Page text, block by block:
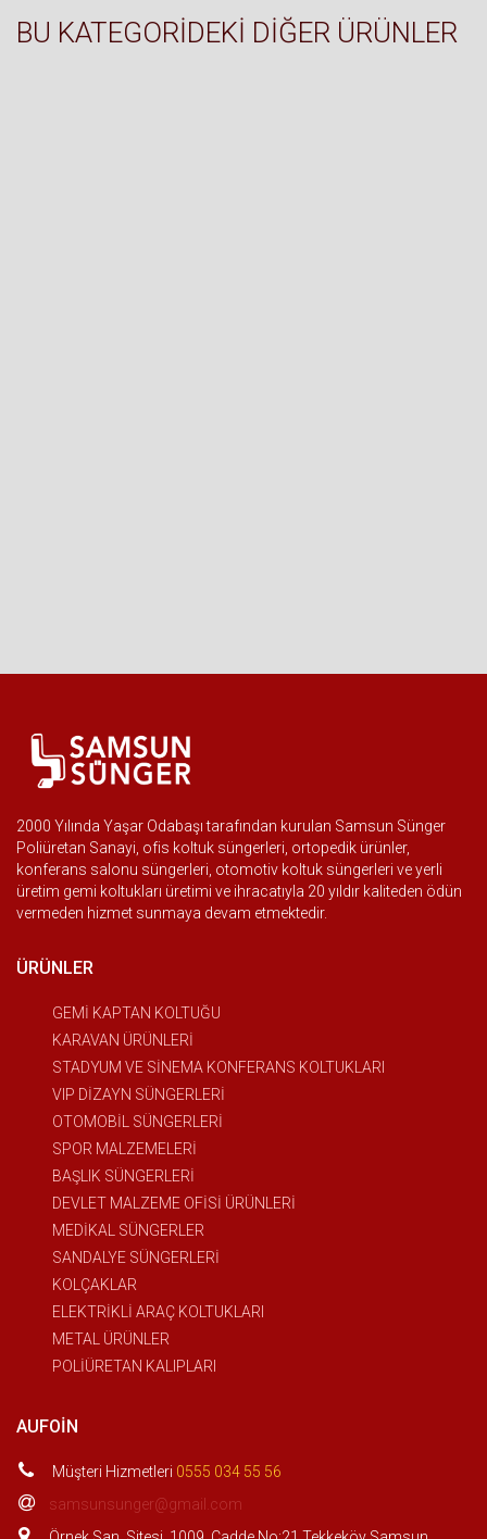
BU KATEGORIDEKI DIĞER ÜRÜNLER
2000 Yılında Yaşar Odabaşı tarafından kurulan Samsun Sünger
Poliüretan Sanayi, ofis koltuk süngerleri, ortopedik ürünler,
konferans salonu süngerleri, otomotiv koltuk süngerleri ve yerli
üretim gemi koltukları üretimi ve ihracatıyla 20 yıldır kaliteden ödün
vermeden hizmet sunmaya devam etmektedir.
ÜRÜNLER
GEMİ KAPTAN KOLTUĞU
KARAVAN ÜRÜNLERİ
STADYUM VE SİNEMA KONFERANS KOLTUKLARI
VIP DİZAYN SÜNGERLERİ
OTOMOBİL SÜNGERLERİ
SPOR MALZEMELERİ
BAŞLIK SÜNGERLERİ
DEVLET MALZEME OFİSİ ÜRÜNLERİ
MEDİKAL SÜNGERLER
SANDALYE SÜNGERLERİ
KOLÇAKLAR
ELEKTRİKLİ ARAÇ KOLTUKLARI
METAL ÜRÜNLER
POLİÜRETAN KALIPLARI
AUFOIN
Müşteri Hizmetleri 0555 034 55 56
samsunsunger@gmail.com